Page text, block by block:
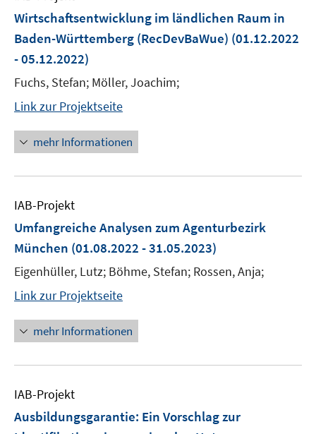
Wirtschaftsentwicklung im ländlichen Raum in
Baden-Württemberg (RecDevBaWue) (01.12.2022
- 05.12.2022)
Fuchs, Stefan; Möller, Joachim;
Link zur Projektseite
mehr Informationen
IAB-Projekt
Umfangreiche Analysen zum Agenturbezirk
München (01.08.2022 - 31.05.2023)
Eigenhüller, Lutz; Böhme, Stefan; Rossen, Anja;
Link zur Projektseite
mehr Informationen
IAB-Projekt
Ausbildungsgarantie: Ein Vorschlag zur